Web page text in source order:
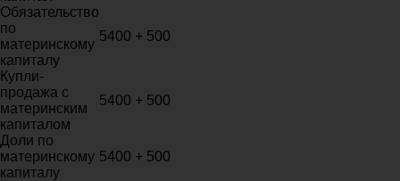
Обязательство
по
материнскому
капиталу
5400 + 500
Купли-
продажа с
материнским
капиталом
5400 + 500
Доли по
материнскому
капиталу
5400 + 500